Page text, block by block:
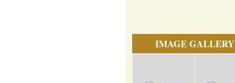
IMAGE GALLERY